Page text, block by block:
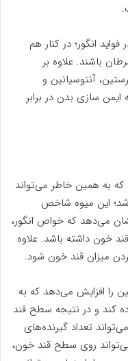
انگور؛ در کنار هم
باشند. علاوه بر
آنتوسیانین و
سازی بدن در برابر
خود دارد که به همین خاطر می‌تواند
این میوه شاخص
عدد نشان می‌دهد که خواص انگور،
خون داشته باشد. علاوه
میزان قند خون شود.
را افزایش می‌دهد که به
کند و در نتیجه سطح قند
تعداد گیرنده‌های
روی سطح قند خون،